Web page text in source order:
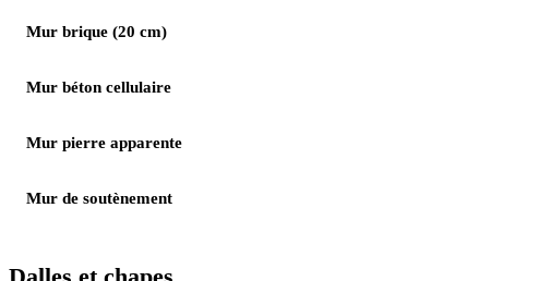
Mur brique (20 cm)
Mur béton cellulaire
Mur pierre apparente
Mur de soutènement